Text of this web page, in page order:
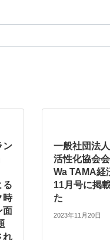
ン
る
時
面
れ
一般社団法
活性化協会
Wa TAMA経
11月号に掲
た
2023年11月20日